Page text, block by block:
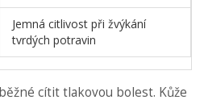
Jemná citlivost při žvýkání
tvrdých potravin
cítit tlakovou bolest. Kůže